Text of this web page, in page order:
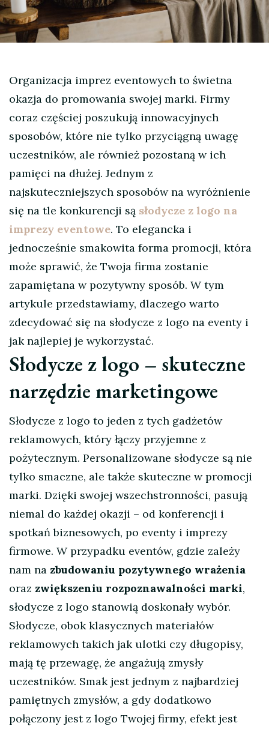
Organizacja imprez eventowych to świetna
okazja do promowania swojej marki. Firmy
coraz częściej poszukują innowacyjnych
sposobów, które nie tylko przyciągną uwagę
uczestników, ale również pozostaną w ich
pamięci na dłużej. Jednym z
najskuteczniejszych sposobów na wyróżnienie
się na tle konkurencji są słodycze z logo na
imprezy eventowe. To elegancka i
jednocześnie smakowita forma promocji, która
może sprawić, że Twoja firma zostanie
zapamiętana w pozytywny sposób. W tym
artykule przedstawiamy, dlaczego warto
zdecydować się na słodycze z logo na eventy i
jak najlepiej je wykorzystać.
Słodycze z logo – skuteczne
narzędzie marketingowe
Słodycze z logo to jeden z tych gadżetów
reklamowych, który łączy przyjemne z
pożytecznym. Personalizowane słodycze są nie
tylko smaczne, ale także skuteczne w promocji
marki. Dzięki swojej wszechstronności, pasują
niemal do każdej okazji – od konferencji i
spotkań biznesowych, po eventy i imprezy
firmowe. W przypadku eventów, gdzie zależy
nam na zbudowaniu pozytywnego wrażenia
oraz zwiększeniu rozpoznawalności marki,
słodycze z logo stanowią doskonały wybór.
Słodycze, obok klasycznych materiałów
reklamowych takich jak ulotki czy długopisy,
mają tę przewagę, że angażują zmysły
uczestników. Smak jest jednym z najbardziej
pamiętnych zmysłów, a gdy dodatkowo
połączony jest z logo Twojej firmy, efekt jest